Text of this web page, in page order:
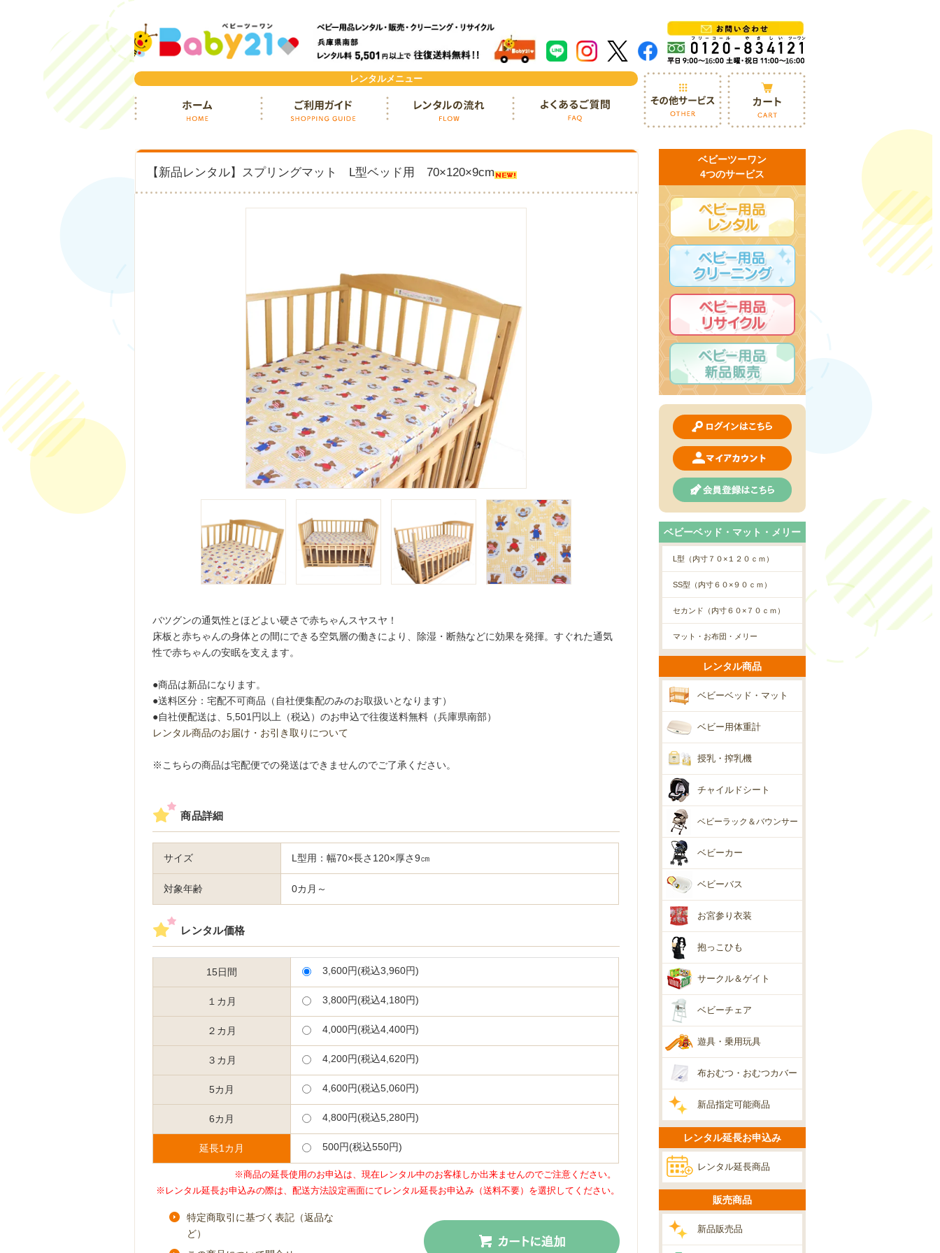
レンタルメニュー
【新品レンタル】スプリングマット L型ベッド用 70×120×9cm
バツグンの通気性とほどよい硬さで赤ちゃんスヤスヤ！
床板と赤ちゃんの身体との間にできる空気層の働きにより、除湿・断熱などに効果を発揮。すぐれた通気
性で赤ちゃんの安眠を支えます。
●商品は新品になります。
●送料区分：宅配不可商品（自社便集配のみのお取扱いとなります）
●自社便配送は、5,501円以上（税込）のお申込で往復送料無料（兵庫県南部）
レンタル商品のお届け・お引き取りについて
※こちらの商品は宅配便での発送はできませんのでご了承ください。
商品詳細
サイズ L型用：幅70×長さ120×厚さ9㎝
対象年齢 0カ月～
レンタル価格
15日間 3,600円(税込3,960円)
１カ月 3,800円(税込4,180円)
２カ月 4,000円(税込4,400円)
３カ月 4,200円(税込4,620円)
5カ月 4,600円(税込5,060円)
6カ月 4,800円(税込5,280円)
延長1カ月 500円(税込550円)
※商品の延長使用のお申込は、現在レンタル中のお客様しか出来ませんのでご注意ください。
※レンタル延長お申込みの際は、配送方法設定画面にてレンタル延長お申込み（送料不要）を選択してください。
特定商取引に基づく表記（返品な
ど）
ベビーツーワン
4つのサービス
ベビーベッド・マット・メリー
L型（内寸７０×１２０ｃｍ）
SS型（内寸６０×９０ｃｍ）
セカンド（内寸６０×７０ｃｍ）
マット・お布団・メリー
レンタル商品
ベビーベッド・マット
ベビー用体重計
授乳・搾乳機
チャイルドシート
ベビーラック＆バウンサー
ベビーカー
ベビーバス
お宮参り衣装
抱っこひも
サークル＆ゲイト
ベビーチェア
遊具・乗用玩具
布おむつ・おむつカバー
新品指定可能商品
レンタル延長お申込み
レンタル延長商品
販売商品
新品販売品